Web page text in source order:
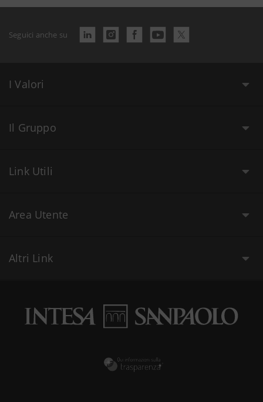
Seguici anche su
I Valori
Il Gruppo
Link Utili
Area Utente
Altri Link